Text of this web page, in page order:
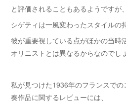
と評価されることもあるようですが、
シゲティは一風変わったスタイルの
彼が重要視している点がほかの当時
オリニストとは異なるからなのでし
私が見つけた1936年のフランスで
奏作品に関するレビューには、